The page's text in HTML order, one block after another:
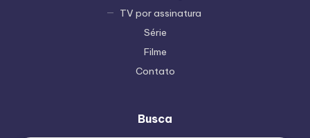
TV por assinatura
Série
Filme
Contato
Busca